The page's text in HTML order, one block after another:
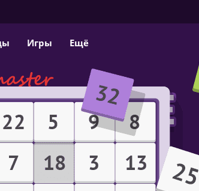
Игры Ещё
Шульте онлайн